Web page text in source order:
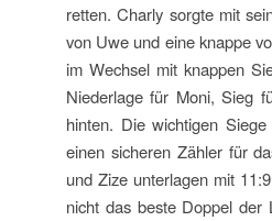
retten. Charly sorgte mit
von Uwe und eine knappe
im Wechsel mit knappen
Niederlage für Moni, Sieg
hinten. Die wichtigen
einen sicheren Zähler für
und Zize unterlagen mit
nicht das beste Doppel der